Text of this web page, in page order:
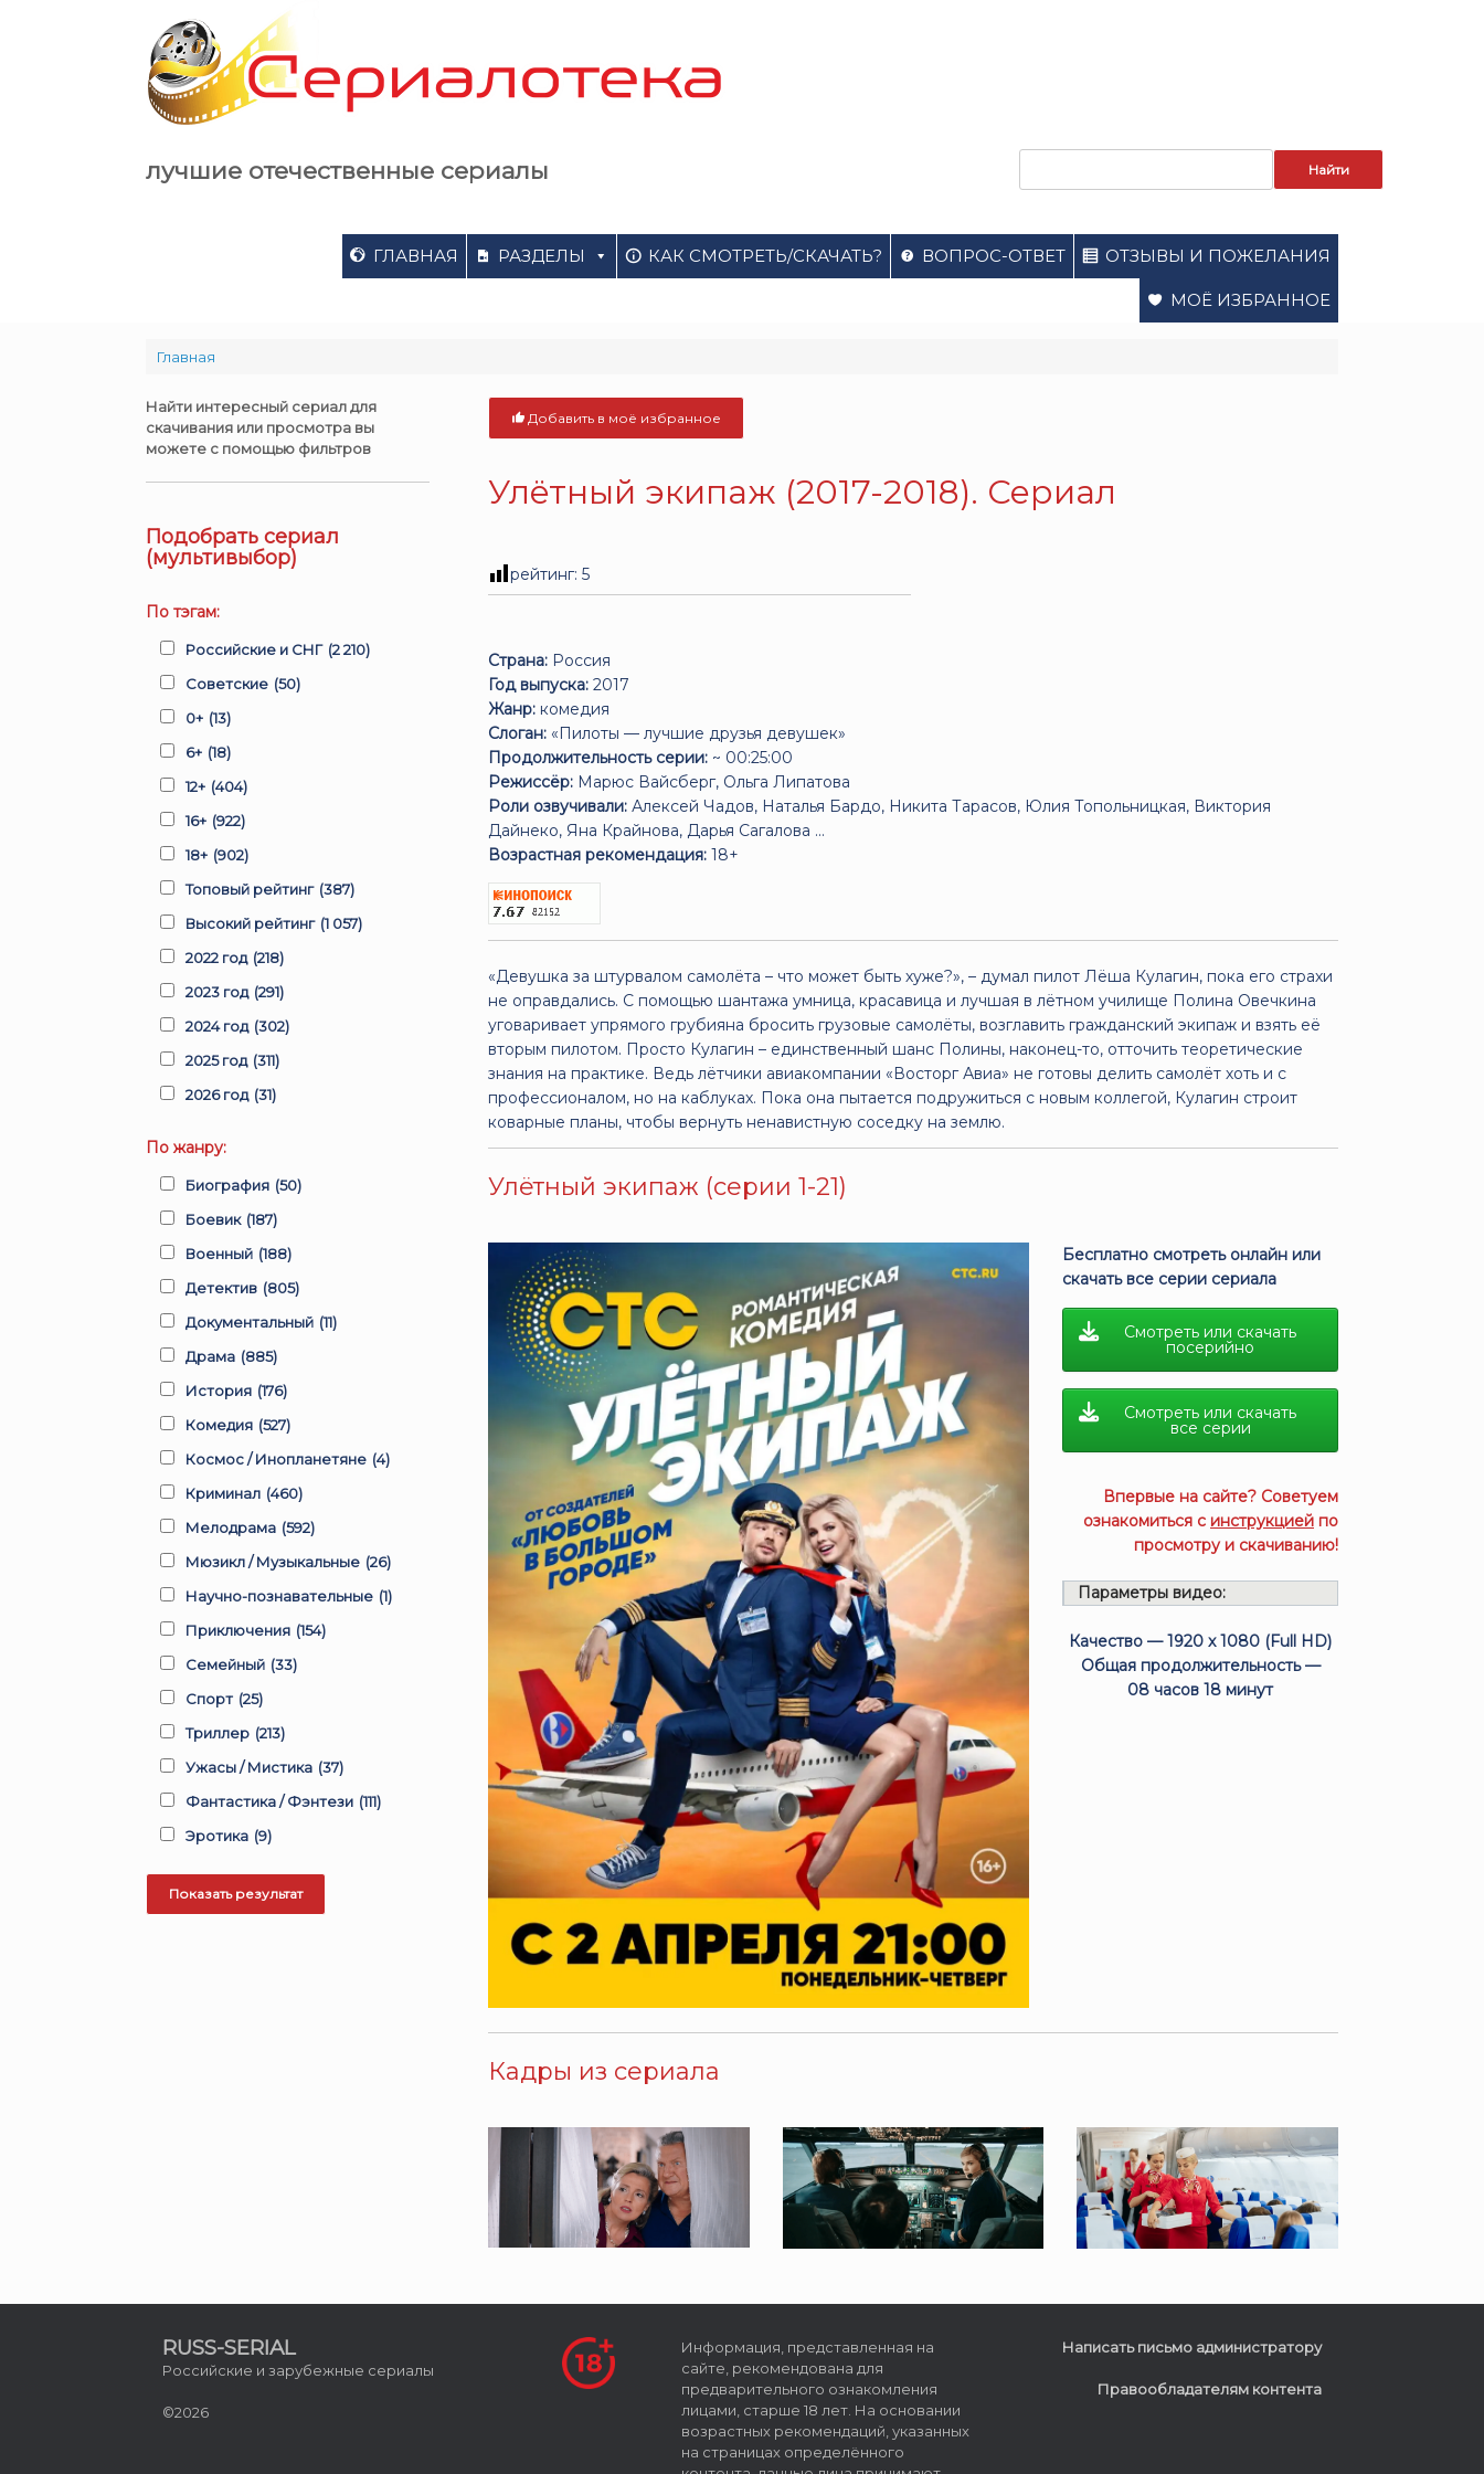
лучшие отечественные сериалы
ГЛАВНАЯ РАЗДЕЛЫ КАК СМОТРЕТЬ/СКАЧАТЬ? ВОПРОС-ОТВЕТ ОТЗЫВЫ И ПОЖЕЛАНИЯ
МОЁ ИЗБРАННОЕ
Главная
Добавить в моё избранное
Улётный экипаж (2017-2018). Сериал
рейтинг:5
Страна: Россия
Год выпуска: 2017
Жанр: комедия
Слоган: «Пилоты — лучшие друзья девушек»
Продолжительность серии: ~ 00:25:00
Режиссёр: Марюс Вайсберг, Ольга Липатова
Роли озвучивали: Алексей Чадов, Наталья Бардо, Никита Тарасов, Юлия Топольницкая, Виктория
Дайнеко, Яна Крайнова, Дарья Сагалова ...
Возрастная рекомендация: 18+
«Девушка за штурвалом самолёта – что может быть хуже?», – думал пилот Лёша Кулагин, пока его страхи
не оправдались. С помощью шантажа умница, красавица и лучшая в лётном училище Полина Овечкина
уговаривает упрямого грубияна бросить грузовые самолёты, возглавить гражданский экипаж и взять её
вторым пилотом. Просто Кулагин – единственный шанс Полины, наконец-то, отточить теоретические
знания на практике. Ведь лётчики авиакомпании «Восторг Авиа» не готовы делить самолёт хоть и с
профессионалом, но на каблуках. Пока она пытается подружиться с новым коллегой, Кулагин строит
коварные планы, чтобы вернуть ненавистную соседку на землю.
Улётный экипаж (серии 1-21)
Бесплатно смотреть онлайн или
скачать все серии сериала
Смотреть или скачать
посерийно
Смотреть или скачать
все серии
Впервые на сайте? Советуем
ознакомиться с инструкцией по
просмотру и скачиванию!
Параметры видео:
Качество — 1920 x 1080 (Full HD)
Общая продолжительность —
08 часов 18 минут
Кадры из сериала
Найти интересный сериал для
скачивания или просмотра вы
можете с помощью фильтров
Подобрать сериал
(мультивыбор)
По тэгам:
Российские и СНГ (2 210)
Советские (50)
0+ (13)
6+ (18)
12+ (404)
16+ (922)
18+ (902)
Топовый рейтинг (387)
Высокий рейтинг (1 057)
2022 год (218)
2023 год (291)
2024 год (302)
2025 год (311)
2026 год (31)
По жанру:
Биография (50)
Боевик (187)
Военный (188)
Детектив (805)
Документальный (11)
Драма (885)
История (176)
Комедия (527)
Космос / Инопланетяне (4)
Криминал (460)
Мелодрама (592)
Мюзикл / Музыкальные (26)
Научно-познавательные (1)
Приключения (154)
Семейный (33)
Спорт (25)
Триллер (213)
Ужасы / Мистика (37)
Фантастика / Фэнтези (111)
Эротика (9)
RUSS-SERIAL
Российские и зарубежные сериалы
©2026
Информация, представленная на
сайте, рекомендована для
предварительного ознакомления
лицами, старше 18 лет. На основании
возрастных рекомендаций, указанных
на страницах определённого
Написать письмо администратору
Правообладателям контента